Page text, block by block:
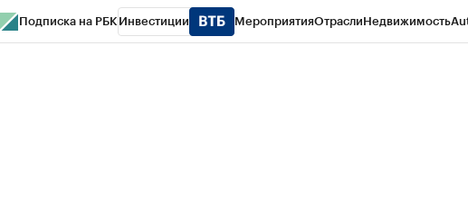
Подписка на РБК Инвестиции МероприятияОтраслиНедвижимость